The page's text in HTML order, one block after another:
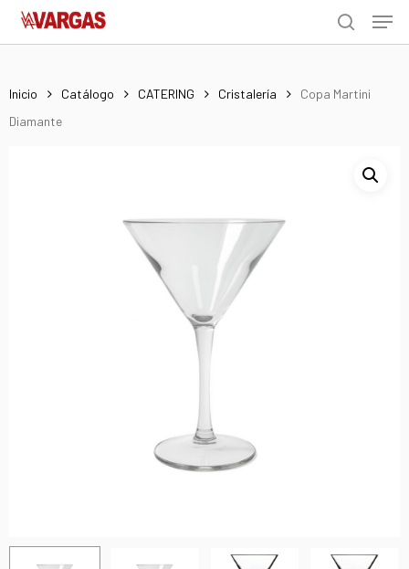
Skip
search
Menu
Inicio Catálogo CATERING Cristalería
Copa Martini
Diamante